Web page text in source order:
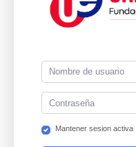
Mantener sesion activa